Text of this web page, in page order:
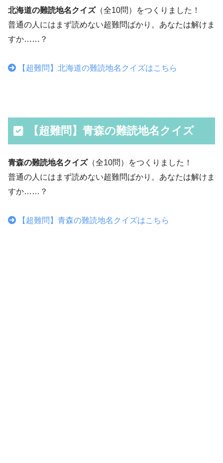
北海道の難読地名クイズ（全10問）をつくりました！
普通の人にはまず読めない超難問ばかり。あなたは解けま
すか……？
【超難問】北海道の難読地名クイズはこちら
【超難問】青森の難読地名クイズ
青森の難読地名クイズ（全10問）をつくりました！
普通の人にはまず読めない超難問ばかり。あなたは解けま
すか……？
【超難問】青森の難読地名クイズはこちら